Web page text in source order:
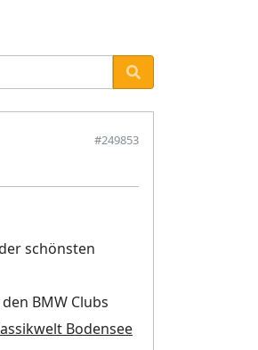
#249853
schönsten
BMW Clubs
Bodensee